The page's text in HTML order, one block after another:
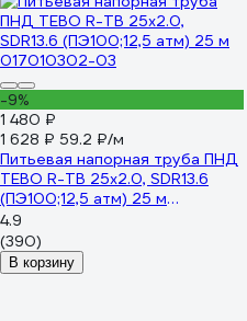
-9%
1 480 ₽
1 628 ₽ 59.2 ₽/м
Питьевая напорная труба ПНД
TEBO R-TB 25x2.0, SDR13.6
(ПЭ100;12,5 атм) 25 м
017010302-03
4.9
(390)
В корзину